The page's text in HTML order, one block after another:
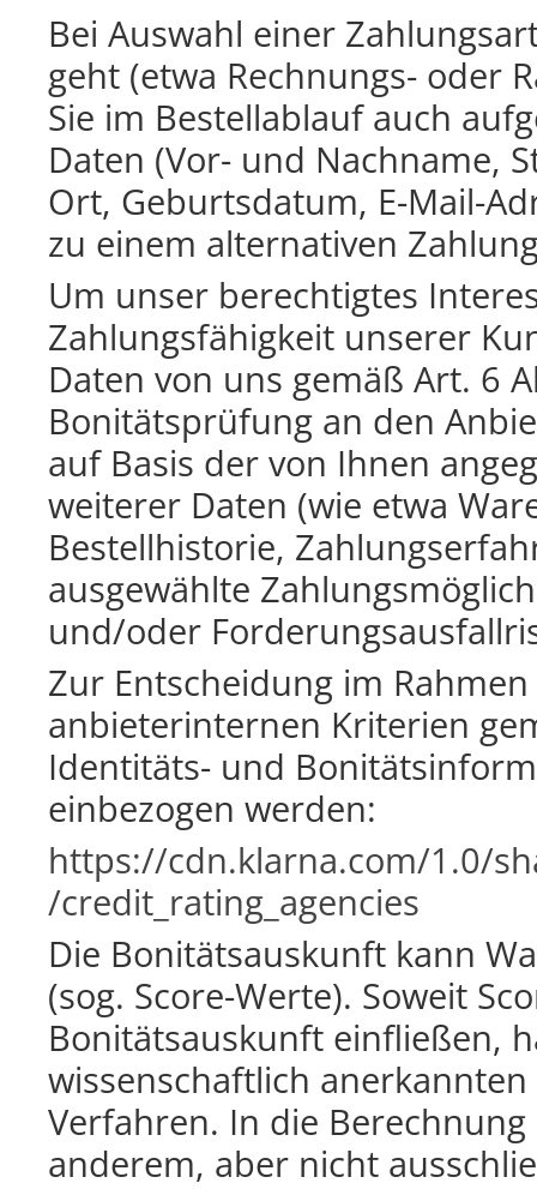
Bei Auswahl einer
geht (etwa Rechnungs- oder
Sie im Bestellablauf auch
Daten (Vor- und Nachname,
Ort, Geburtsdatum, E-Mail-
zu einem alternativen
Um unser berechtigtes
Zahlungsfähigkeit unserer
Daten von uns gemäß Art. 6
Bonitätsprüfung an den
auf Basis der von Ihnen
weiterer Daten (wie etwa
Bestellhistorie,
ausgewählte
und/oder
Zur Entscheidung im
anbieterinternen Kriterien
Identitäts- und
einbezogen werden:
https://cdn.klarna.com/1.0/
/credit_rating_agencies
Die Bonitätsauskunft kann
(sog. Score-Werte). Soweit
Bonitätsauskunft einfließen,
wissenschaftlich
Verfahren. In die
anderem, aber nicht